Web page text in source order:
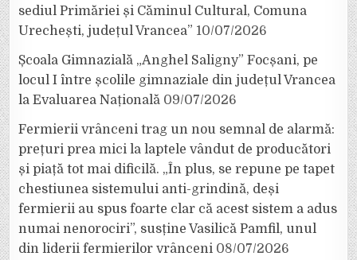
sediul Primăriei și Căminul Cultural, Comuna
Urechești, județul Vrancea” 10/07/2026
Școala Gimnazială „Anghel Saligny” Focșani, pe
locul I între școlile gimnaziale din județul Vrancea
la Evaluarea Națională 09/07/2026
Fermierii vrânceni trag un nou semnal de alarmă:
prețuri prea mici la laptele vândut de producători
și piață tot mai dificilă. „În plus, se repune pe tapet
chestiunea sistemului anti-grindină, deși
fermierii au spus foarte clar că acest sistem a adus
numai nenorociri”, susține Vasilică Pamfil, unul
din liderii fermierilor vrânceni 08/07/2026